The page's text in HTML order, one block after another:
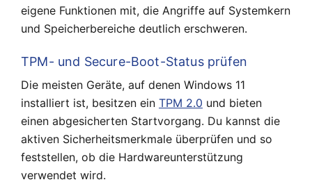
eigene Funktionen mit, die Angriffe auf Systemkern
und Speicherbereiche deutlich erschweren.
TPM- und Secure-Boot-Status prüfen
Die meisten Geräte, auf denen Windows 11
installiert ist, besitzen ein TPM 2.0 und bieten
einen abgesicherten Startvorgang. Du kannst die
aktiven Sicherheitsmerkmale überprüfen und so
feststellen, ob die Hardwareunterstützung
verwendet wird.